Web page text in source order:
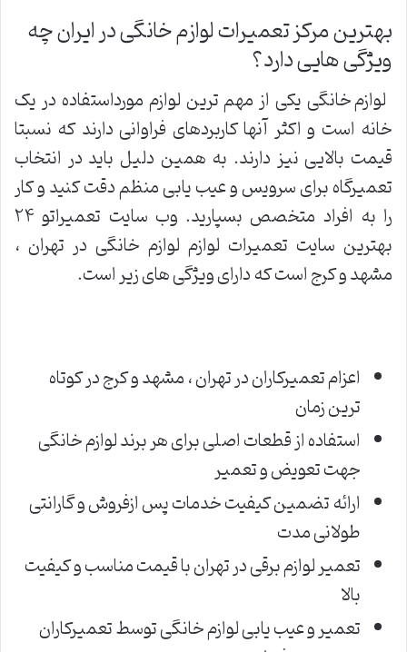
بهترین مرکز تعمیرات لوازم خانگی در ایران چه
ویژگی هایی دارد؟
لوازم خانگی یکی از مهم ترین لوازم مورداستفاده در یک
خانه است و اکثر آنها کاربردهای فراوانی دارند که نسبتا
قیمت بالایی نیز دارند. به همین دلیل باید در انتخاب
تعمیرگاه برای سرویس و عیب یابی منظم دقت کنید و کار
را به افراد متخصص بسپارید. وب سایت تعمیراتو ۲۴
بهترین سایت تعمیرات لوازم لوازم خانگی در تهران ،
مشهد و کرج است که دارای ویژگی های زیر است.
اعزام تعمیرکاران در تهران ، مشهد و کرج در کوتاه
ترین زمان
استفاده از قطعات اصلی برای هر برند لوازم خانگی
جهت تعویض و تعمیر
ارائه تضمین کیفیت خدمات پس ازفروش و گارانتی
طولانی مدت
تعمیر لوازم برقی در تهران با قیمت مناسب و کیفیت
بالا
تعمیر و عیب یابی لوازم خانگی توسط تعمیرکاران